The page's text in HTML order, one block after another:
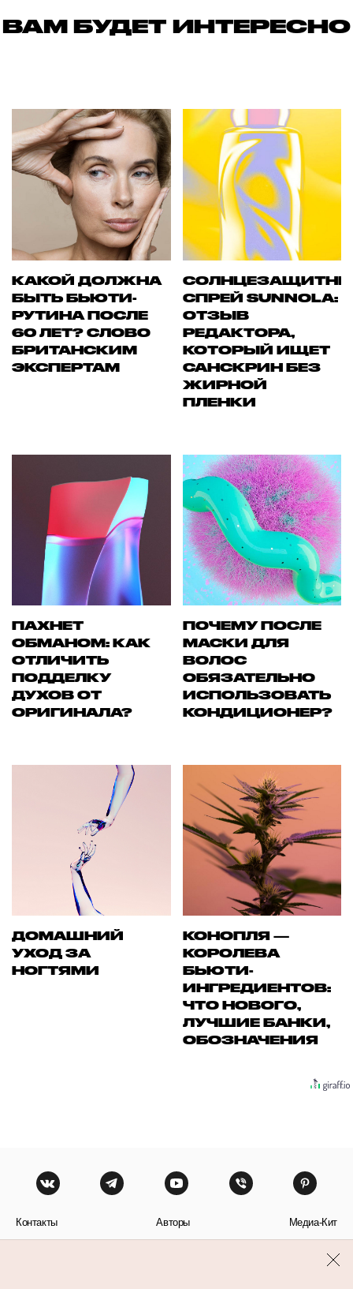
ВАМ БУДЕТ ИНТЕРЕСНО
КАКОЙ ДОЛЖНА
БЫТЬ БЬЮТИ-
РУТИНА ПОСЛЕ
60 ЛЕТ? СЛОВО
БРИТАНСКИМ
ЭКСПЕРТАМ
СПРЕЙ SUNNOLA:
ОТЗЫВ
РЕДАКТОРА,
КОТОРЫЙ ИЩЕТ
САНСКРИН БЕЗ
ЖИРНОЙ
ПЛЕНКИ
ПАХНЕТ
ОБМАНОМ: КАК
ОТЛИЧИТЬ
ПОДДЕЛКУ
ДУХОВ ОТ
ОРИГИНАЛА?
ПОЧЕМУ ПОСЛЕ
МАСКИ ДЛЯ
ВОЛОС
ОБЯЗАТЕЛЬНО
ИСПОЛЬЗОВАТЬ
КОНДИЦИОНЕР?
ДОМАШНИЙ
УХОД ЗА
НОГТЯМИ
КОНОПЛЯ —
КОРОЛЕВА
БЬЮТИ-
ИНГРЕДИЕНТОВ:
ЧТО НОВОГО,
ЛУЧШИЕ БАНКИ,
ОБОЗНАЧЕНИЯ
Контакты Авторы Медиа-Кит